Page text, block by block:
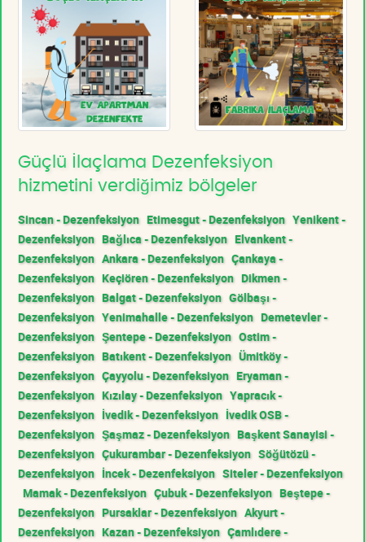
Güçlü İlaçlama Dezenfeksiyon
hizmetini verdiğimiz bölgeler
Sincan - Dezenfeksiyon Etimesgut - Dezenfeksiyon Yenikent -
Dezenfeksiyon Bağlıca - Dezenfeksiyon Elvankent -
Dezenfeksiyon Ankara - Dezenfeksiyon Çankaya -
Dezenfeksiyon Keçiören - Dezenfeksiyon Dikmen -
Dezenfeksiyon Balgat - Dezenfeksiyon Gölbaşı -
Dezenfeksiyon Yenimahalle - Dezenfeksiyon Demetevler -
Dezenfeksiyon Şentepe - Dezenfeksiyon Ostim -
Dezenfeksiyon Batıkent - Dezenfeksiyon Ümitköy -
Dezenfeksiyon Çayyolu - Dezenfeksiyon Eryaman -
Dezenfeksiyon Kızılay - Dezenfeksiyon Yapracık -
Dezenfeksiyon İvedik - Dezenfeksiyon İvedik OSB -
Dezenfeksiyon Şaşmaz - Dezenfeksiyon Başkent Sanayisi -
Dezenfeksiyon Çukurambar - Dezenfeksiyon Söğütözü -
Dezenfeksiyon İncek - Dezenfeksiyon Siteler - Dezenfeksiyon
Mamak - Dezenfeksiyon Çubuk - Dezenfeksiyon Beştepe -
Dezenfeksiyon Pursaklar - Dezenfeksiyon Akyurt -
Dezenfeksiyon Kazan - Dezenfeksiyon Çamlıdere -